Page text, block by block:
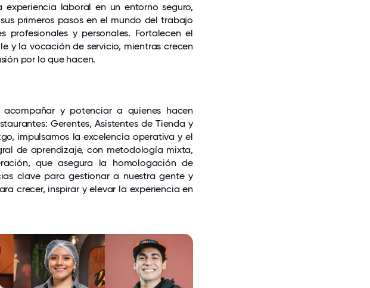
laboral en un entorno seguro,
primeros pasos en el mundo del trabajo
profesionales y personales. Fortalecen el
y la vocación de servicio, mientras crecen
por lo que hacen.
y potenciar a quienes hacen
Gerentes, Asistentes de Tienda y
impulsamos la excelencia operativa y el
de aprendizaje, con metodología mixta,
que asegura la homologación de
clave para gestionar a nuestra gente y
crecer, inspirar y elevar la experiencia en